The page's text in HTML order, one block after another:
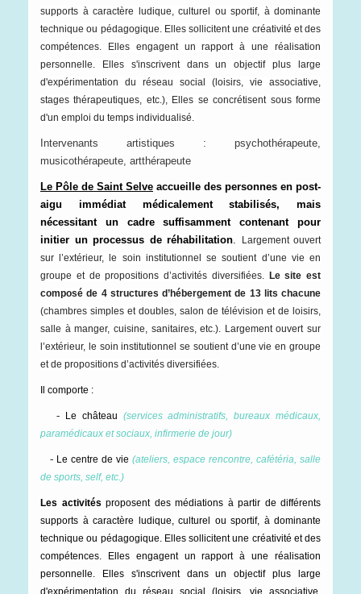
supports à caractère ludique, culturel ou sportif, à dominante
technique ou pédagogique. Elles sollicitent une créativité et des
compétences. Elles engagent un rapport à une réalisation
personnelle. Elles s'inscrivent dans un objectif plus large
d'expérimentation du réseau social (loisirs, vie associative,
stages thérapeutiques, etc.), Elles se concrétisent sous forme
d'un emploi du temps individualisé.
Intervenants artistiques : psychothérapeute,
musicothérapeute, artthérapeute
Le Pôle de Saint Selve accueille des personnes en post-
aigu immédiat médicalement stabilisés, mais
nécessitant un cadre suffisamment contenant pour
initier un processus de réhabilitation.
Largement ouvert
sur l’extérieur, le soin institutionnel se soutient d’une vie en
groupe et de propositions d’activités diversifiées. Le site est
composé de 4 structures d’hébergement de 13 lits chacune
(chambres simples et doubles, salon de télévision et de loisirs,
salle à manger, cuisine, sanitaires, etc.). Largement ouvert sur
l’extérieur, le soin institutionnel se soutient d’une vie en groupe
et de propositions d’activités diversifiées.
Il comporte :
- Le château (services administratifs, bureaux médicaux,
paramédicaux et sociaux, infirmerie de jour)
- Le centre de vie (ateliers, espace rencontre, cafétéria, salle
de sports, self, etc.)
Les activités proposent des médiations à partir de différents
supports à caractère ludique, culturel ou sportif, à dominante
technique ou pédagogique. Elles sollicitent une créativité et des
compétences. Elles engagent un rapport à une réalisation
personnelle. Elles s'inscrivent dans un objectif plus large
d'expérimentation du réseau social (loisirs, vie associative,